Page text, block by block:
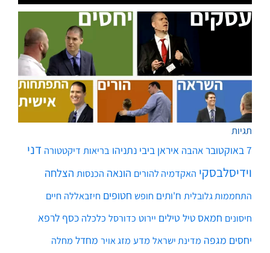
תגיות
7 באוקטובר אהבה איראן ביבי נתניהו בריאות דיקטטורה דני
וידיסלבסקי האקדמיה להורים הונאה הכנסות הצלחה
התחממות גלובלית ח'ותים חופש חטופים חיזבאללה חיים
חיסונים חמאס טיל טילים יירוט כדורסל כלכלה כסף לרפא
יחסים מגפה מדינת ישראל מדע מזג אויר מחדל מחלה